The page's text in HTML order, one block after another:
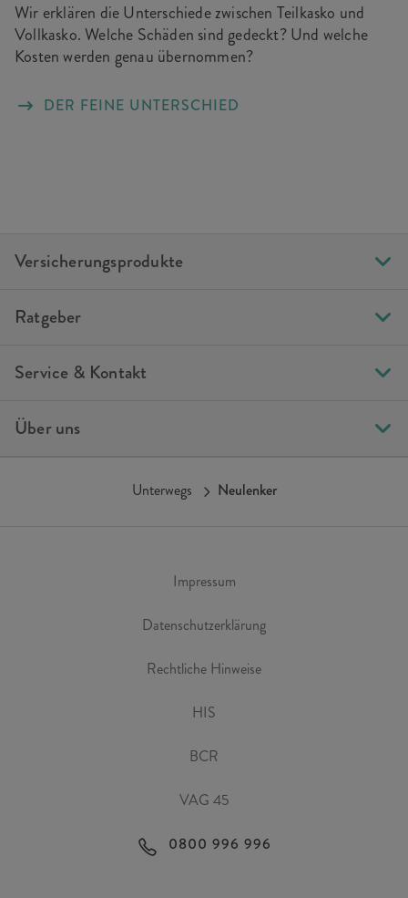
Wir erklären die Unterschiede zwischen Teilkasko und
Vollkasko. Welche Schäden sind gedeckt? Und welche
Kosten werden genau übernommen?
DER FEINE UNTERSCHIED
Versicherungsprodukte
Ratgeber
Service & Kontakt
Über uns
Impressum
Datenschutzerklärung
Rechtliche Hinweise
HIS
BCR
VAG 45
0800 996 996
Unterwegs Neulenker